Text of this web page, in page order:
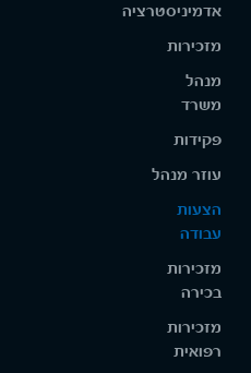
אדמיניסטרציה
מזכירות
מנהל
משרד
פקידות
עוזר מנהל
הצעות
עבודה
מזכירות
בכירה
מזכירות
רפואית